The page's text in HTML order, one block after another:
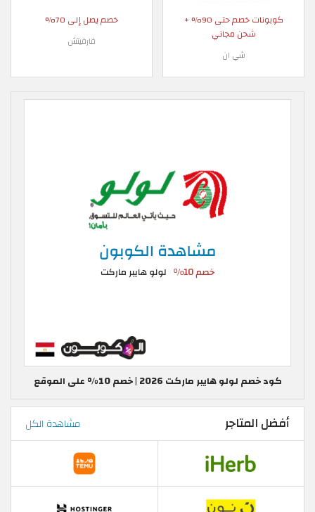
كوبونات خصم حتى 90% +
شحن مجاني
شي ان
خصم يصل إلى 70%
فارفيتش
كود خصم لولو هايبر ماركت 2026 | خصم 10% على الموقع
أفضل المتاجر مشاهدة الكل